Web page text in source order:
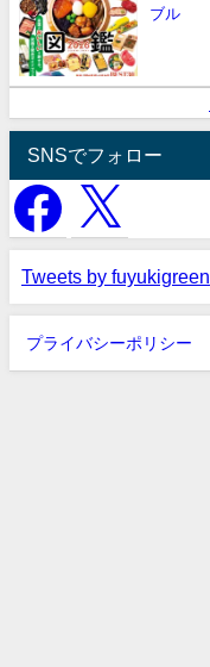
ブル
SNSでフォロー
Tweets by fuyukigreen
プライバシーポリシー